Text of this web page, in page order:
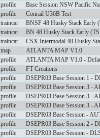
profile
Base Session NSW Pacific
profile
Conrail U36B Test
traincar
BNSF 48 Husky Stack Early
traincar
BN 48 Husky Stack Early
traincar
CSX Intermodal 48 Husky
map
ATLANTA MAP V1.0
profile
ATLANTA MAP V1.0 -
profile
FT Creations
profile
DSEPR03 Base Session 1 -
profile
DSEPR03 Base Session 3 -
profile
DSEPR03 Base Session 3 -
profile
DSEPR03 Base Session 3 -
profile
DSEPR03 Base Session -
profile
DSEPR03 Base Session 2 -
profile
DSEPR03 Base Session -